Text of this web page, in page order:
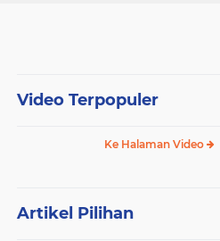
Video Terpopuler
Ke Halaman Video
Artikel Pilihan